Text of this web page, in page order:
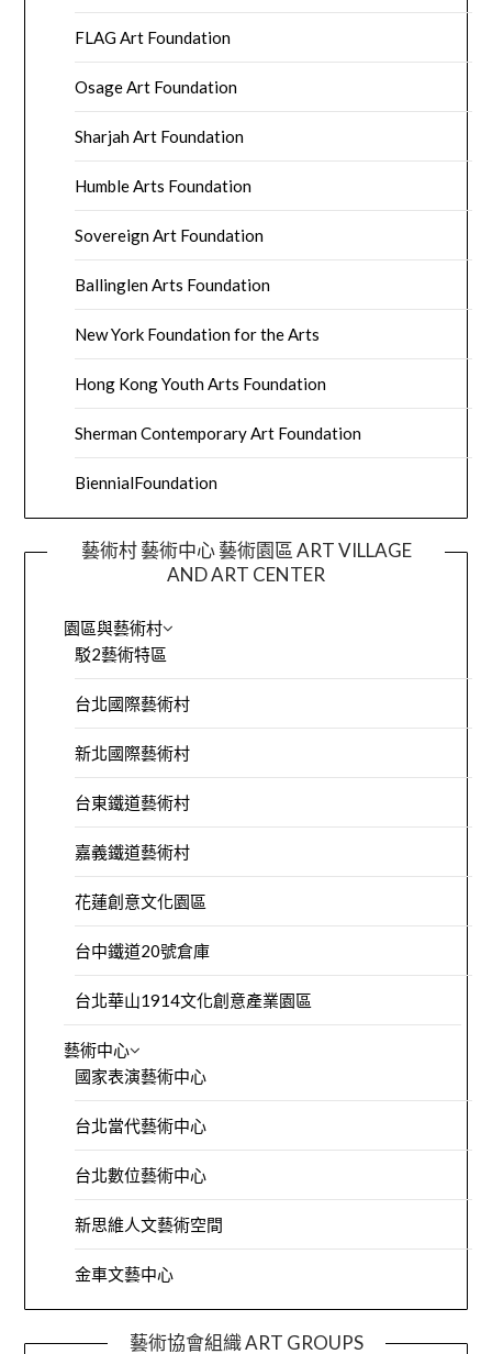
FLAG Art Foundation
Osage Art Foundation
Sharjah Art Foundation
Humble Arts Foundation
Sovereign Art Foundation
Ballinglen Arts Foundation
New York Foundation for the Arts
Hong Kong Youth Arts Foundation
Sherman Contemporary Art Foundation
BiennialFoundation
藝術村 藝術中心 藝術園區 ART VILLAGE
AND ART CENTER
園區與藝術村
駁2藝術特區
台北國際藝術村
新北國際藝術村
台東鐵道藝術村
嘉義鐵道藝術村
花蓮創意文化園區
台中鐵道20號倉庫
台北華山1914文化創意產業園區
藝術中心
國家表演藝術中心
台北當代藝術中心
台北數位藝術中心
新思維人文藝術空間
金車文藝中心
藝術協會組織 ART GROUPS